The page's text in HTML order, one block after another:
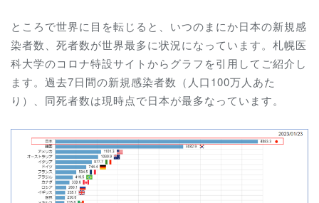
ところで世界に目を転じると、いつのまにか日本の新規感
染者数、死者数が世界最多に状況になっています。札幌医
科大学のコロナ特設サイトからグラフを引用してご紹介し
ます。過去7日間の新規感染者数（人口100万人あた
り）、同死者数は現時点で日本が最多なっています。